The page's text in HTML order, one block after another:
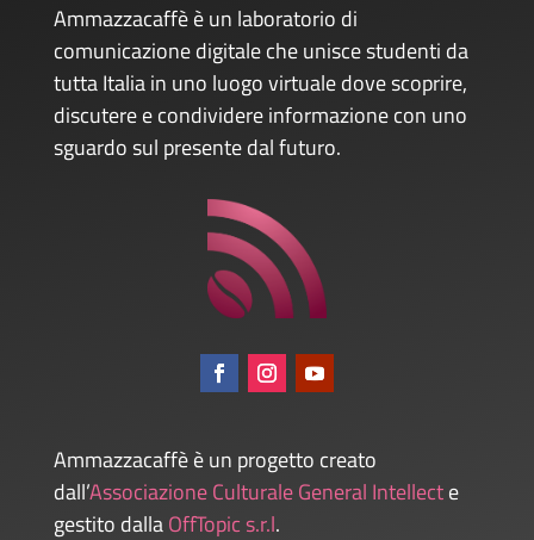
Ammazzacaffè è un laboratorio di
comunicazione digitale che unisce studenti da
tutta Italia in uno luogo virtuale dove scoprire,
discutere e condividere informazione con uno
sguardo sul presente dal futuro.
Ammazzacaffè è un progetto creato
dall’Associazione Culturale General Intellecte
gestito dallaOffTopic s.r.l.